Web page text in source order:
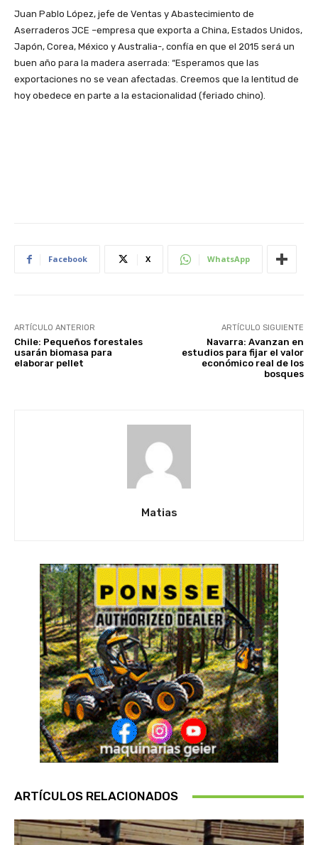
Juan Pablo López, jefe de Ventas y Abastecimiento de
Aserraderos JCE –empresa que exporta a China, Estados Unidos,
Japón, Corea, México y Australia-, confía en que el 2015 será un
buen año para la madera aserrada: “Esperamos que las
exportaciones no se vean afectadas. Creemos que la lentitud de
hoy obedece en parte a la estacionalidad (feriado chino).
Facebook X WhatsApp
ARTÍCULO ANTERIOR
Chile: Pequeños forestales
usarán biomasa para
elaborar pellet
ARTÍCULO SIGUIENTE
Navarra: Avanzan en
estudios para fijar el valor
económico real de los
bosques
Matias
ARTÍCULOS RELACIONADOS